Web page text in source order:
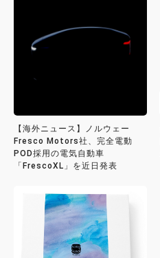
【海外ニュース】ノルウェー
Fresco Motors社、完全電動
POD採用の電気自動車
「FrescoXL」を近日発表